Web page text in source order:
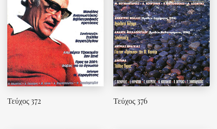
Τεύχος 372 Τεύχος 376